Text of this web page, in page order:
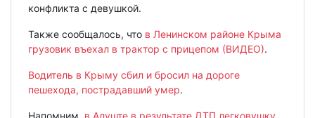
конфликта с девушкой.
Также сообщалось, что в Ленинском районе Крыма
грузовик въехал в трактор с прицепом (ВИДЕО).
Водитель в Крыму сбил и бросил на дороге
пешехода, пострадавший умер.
Напомним, в Алуште в результате ДТП легковушку